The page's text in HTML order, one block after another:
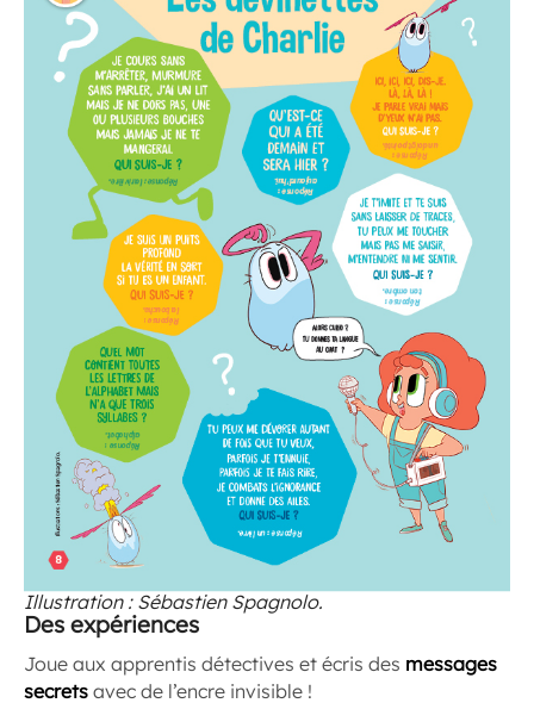
Illustration : Sébastien Spagnolo.
Des expériences
Joue aux apprentis détectives et écris des messages
secrets avec de l’encre invisible !